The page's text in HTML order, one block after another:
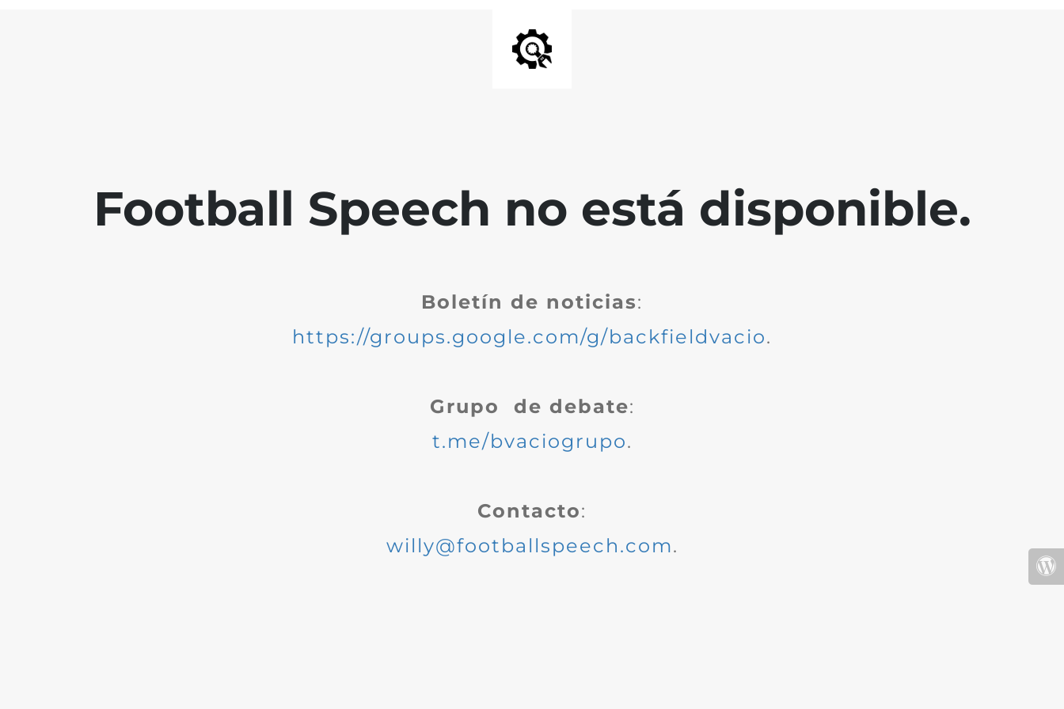
Football Speech no está disponible.
Boletín de noticias:
https://groups.google.com/g/backfieldvacio.
Grupo de debate:
t.me/bvaciogrupo.
Contacto:
willy@footballspeech.com.